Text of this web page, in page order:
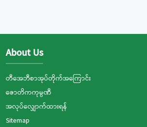
About Us
တီအေဘီစာအုပ်တိုက်အကြောင်း
ဇောတိကကုမ္ပဏီ
အလုပ်လျှောက်ထားရန်
Sitemap